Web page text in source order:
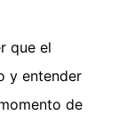
que el
y entender
de